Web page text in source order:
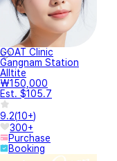
GOAT Clinic
Gangnam Station
Alltite
₩150,000
Est. $105.7
9.2(10+)
300+
Purchase
Booking